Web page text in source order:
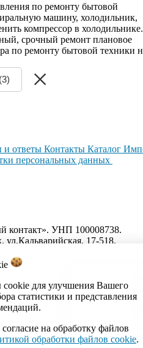
по ремонту бытовой
машину, холодильник,
компрессор в холодильнике.
срочный ремонт плановое
по ремонту бытовой техники
для улучшения Вашего
статистики и представления
на обработку файлов
обработки файлов cookie.
и ответы Контакты Каталог
персональных данных
УНП 100008738.
ул.Кальварийская, 17-518.